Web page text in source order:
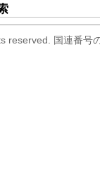
国連番号